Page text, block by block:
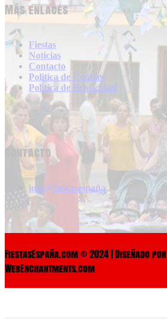
Más enlaces
Fiestas
Noticias
Contacto
Politica de Cookies
Politica de Privacidad
Contacto
info@fiestasespaña
FiestasEspaña.com © 2024 | Diseñado por
WebEnchantments.com